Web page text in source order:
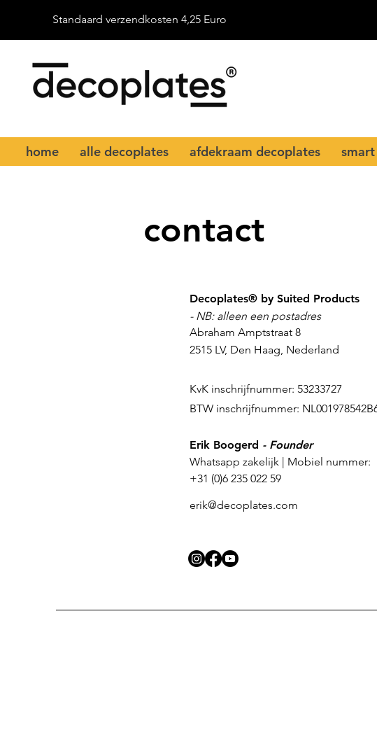
Standaard verzendkosten 4,25 Euro
home alle decoplates afdekraam decoplates
contact
Decoplates® by Suited Products
- NB: alleen een postadres
Abraham Amptstraat 8
2515 LV, Den Haag, Nederland
KvK inschrijfnummer: 53233727
BTW inschrijfnummer:
Erik Boogerd - Founder
Whatsapp zakelijk | Mobiel nummer:
+31 (0)6 235 022 59
erik@decoplates.com